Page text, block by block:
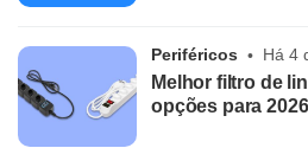
Periféricos Há 4
Melhor filtro de
opções para 2026